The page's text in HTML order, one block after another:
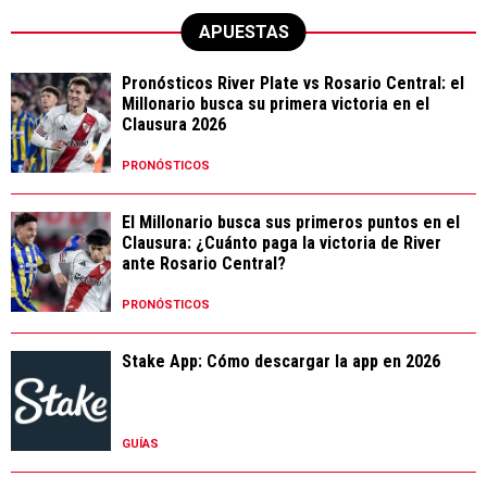
APUESTAS
Pronósticos River Plate vs Rosario Central: el
Millonario busca su primera victoria en el
Clausura 2026
PRONÓSTICOS
El Millonario busca sus primeros puntos en el
Clausura: ¿Cuánto paga la victoria de River
ante Rosario Central?
PRONÓSTICOS
Stake App: Cómo descargar la app en 2026
GUÍAS